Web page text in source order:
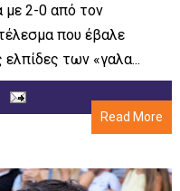
με 2-0 από τον
που έβαλε
των «γαλα...
Read More